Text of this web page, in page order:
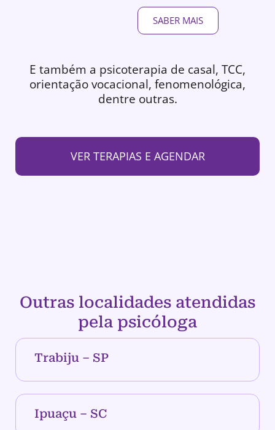
SABER MAIS
E também a psicoterapia de casal, TCC,
orientação vocacional, fenomenológica,
dentre outras.
VER TERAPIAS E AGENDAR
Outras localidades atendidas
pela psicóloga
Trabiju – SP
Ipuaçu – SC